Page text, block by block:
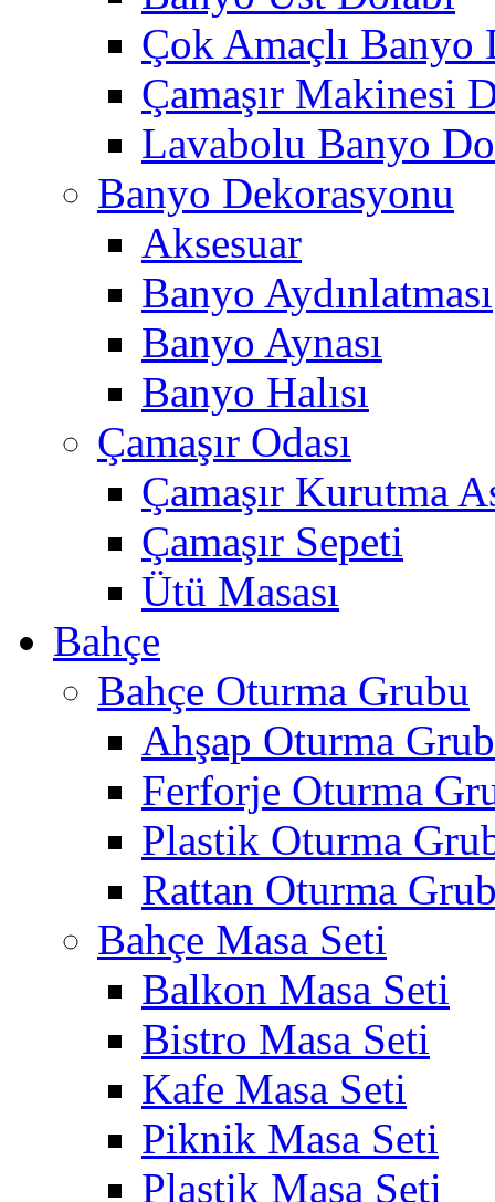
Çok Amaçlı Banyo
Çamaşır Makinesi
Lavabolu Banyo
Banyo Dekorasyonu
Aksesuar
Banyo Aydınlatması
Banyo Aynası
Banyo Halısı
Çamaşır Odası
Çamaşır Kurutma
Çamaşır Sepeti
Ütü Masası
Bahçe
Bahçe Oturma Grubu
Ahşap Oturma
Ferforje Oturma
Plastik Oturma
Rattan Oturma
Bahçe Masa Seti
Balkon Masa Seti
Bistro Masa Seti
Kafe Masa Seti
Piknik Masa Seti
Plastik Masa Seti